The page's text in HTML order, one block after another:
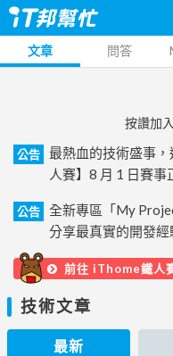
文章 問答
按讚加
公告
最熱血的技術盛事
人賽】8 月 1 日賽事
公告
全新專區「My
分享最真實的開發經
前往 iThome鐵人
技術文章
最新